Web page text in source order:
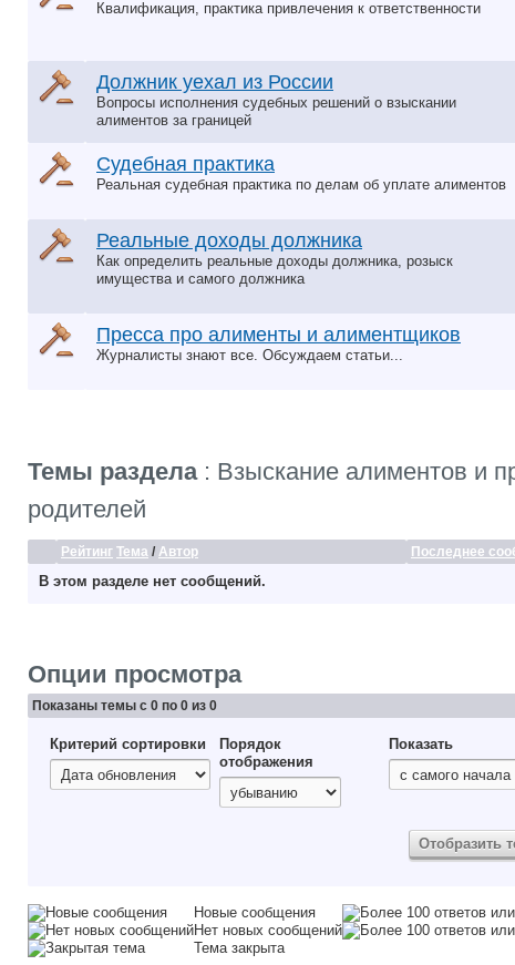
Квалификация, практика привлечения к ответственности
Должник уехал из России
Вопросы исполнения судебных решений о взыскании
алиментов за границей
Судебная практика
Реальная судебная практика по делам об уплате алиментов
Реальные доходы должника
Как определить реальные доходы должника, розыск
имущества и самого должника
Пресса про алименты и алиментщиков
Журналисты знают все. Обсуждаем статьи...
Темы раздела: Взыскание алиментов и
родителей
Рейтинг Тема / Автор Последнее
В этом разделе нет сообщений.
Опции просмотра
Показаны темы с 0 по 0 из 0
Критерий сортировки
Порядок
отображения
Показать
Новые сообщения
Нет новых сообщений
Тема закрыта